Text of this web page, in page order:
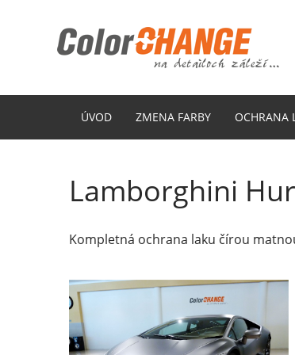
ÚVOD ZMENA FARBY OCHRANA
Lamborghini
Kompletná ochrana laku čírou